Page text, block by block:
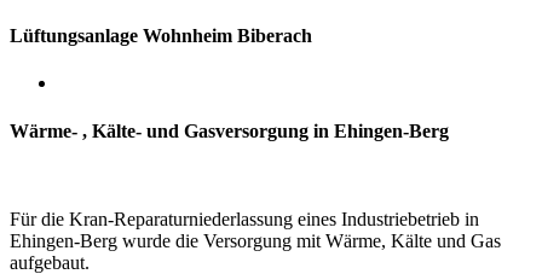
Lüftungsanlage Wohnheim Biberach
Wärme- , Kälte- und Gasversorgung in Ehingen-Berg
Für die Kran-Reparaturniederlassung eines Industriebetrieb in
Ehingen-Berg wurde die Versorgung mit Wärme, Kälte und Gas
aufgebaut.